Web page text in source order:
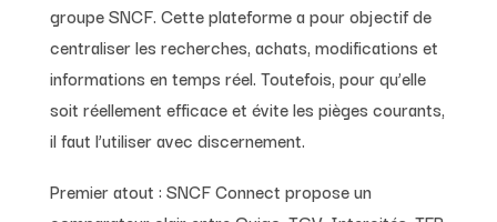
groupe SNCF. Cette plateforme a pour objectif de
centraliser les recherches, achats, modifications et
informations en temps réel. Toutefois, pour qu’elle
soit réellement efficace et évite les pièges courants,
il faut l’utiliser avec discernement.
Premier atout : SNCF Connect propose un